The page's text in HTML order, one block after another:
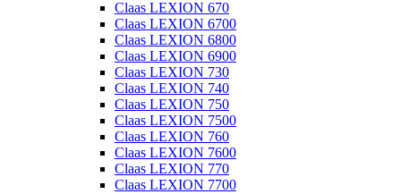
Claas LEXION 670
Claas LEXION 6700
Claas LEXION 6800
Claas LEXION 6900
Claas LEXION 730
Claas LEXION 740
Claas LEXION 750
Claas LEXION 7500
Claas LEXION 760
Claas LEXION 7600
Claas LEXION 770
Claas LEXION 7700